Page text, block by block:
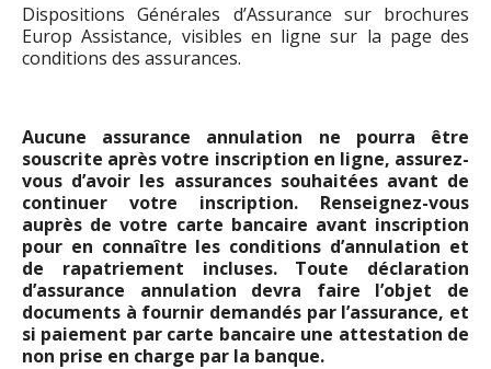
Dispositions Générales d’Assurance sur brochures
Europ Assistance, visibles en ligne sur la page des
conditions des assurances.
Aucune assurance annulation ne pourra être
souscrite après votre inscription en ligne, assurez-
vous d’avoir les assurances souhaitées avant de
continuer votre inscription. Renseignez-vous
auprès de votre carte bancaire avant inscription
pour en connaître les conditions d’annulation et
de rapatriement incluses. Toute déclaration
d’assurance annulation devra faire l’objet de
documents à fournir demandés par l’assurance, et
si paiement par carte bancaire une attestation de
non prise en charge par la banque.